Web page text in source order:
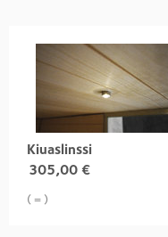
Kiuaslinssi
305,00 €
( = )